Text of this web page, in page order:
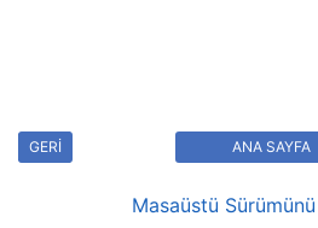
GERİ ANA SAYFA
Masaüstü